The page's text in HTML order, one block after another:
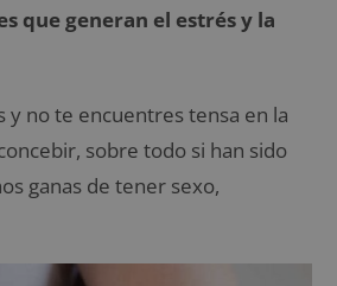
que generan el estrés y la
no te encuentres tensa en la
sobre todo si han sido
ganas de tener sexo,